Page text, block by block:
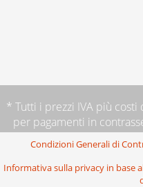
* Tutti i prezzi IVA più costi
per pagamenti in
Condizioni Generali di
Informativa sulla privacy in base